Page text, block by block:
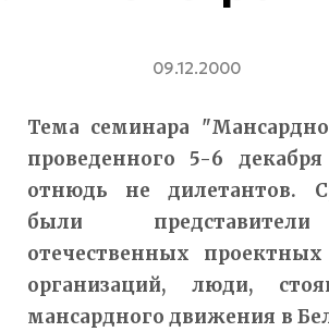
09.12.2000
Тема семинара
проведенного 5-6
отнюдь не дилетантов.
были
отечественных
организаций, люди,
мансардного движения в